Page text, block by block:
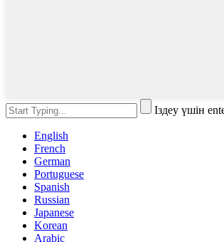
Іздеу үшін
English
French
German
Portuguese
Spanish
Russian
Japanese
Korean
Arabic